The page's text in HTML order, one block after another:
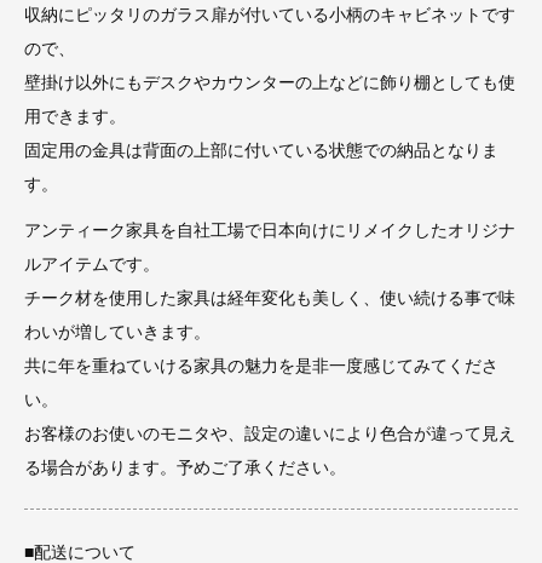
収納にピッタリのガラス扉が付いている小柄のキャビネットです
ので、
壁掛け以外にもデスクやカウンターの上などに飾り棚としても使
用できます。
固定用の金具は背面の上部に付いている状態での納品となりま
す。
アンティーク家具を自社工場で日本向けにリメイクしたオリジナ
ルアイテムです。
チーク材を使用した家具は経年変化も美しく、使い続ける事で味
わいが増していきます。
共に年を重ねていける家具の魅力を是非一度感じてみてくださ
い。
お客様のお使いのモニタや、設定の違いにより色合が違って見え
る場合があります。予めご了承ください。
■配送について